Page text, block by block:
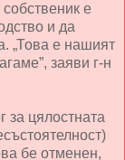
е
и да
„Това е нашият
заяви г-н
за цялостната
бе отменен,